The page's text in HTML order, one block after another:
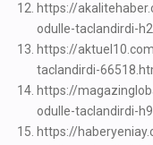
https://
odulle-taclandirdi-
https://
taclandirdi-
https://
odulle-taclandirdi-
https://